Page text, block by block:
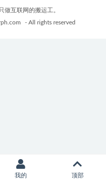
做互联网的搬运工。
- All rights reserved
我的 顶部